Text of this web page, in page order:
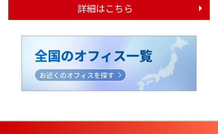
詳細はこちら